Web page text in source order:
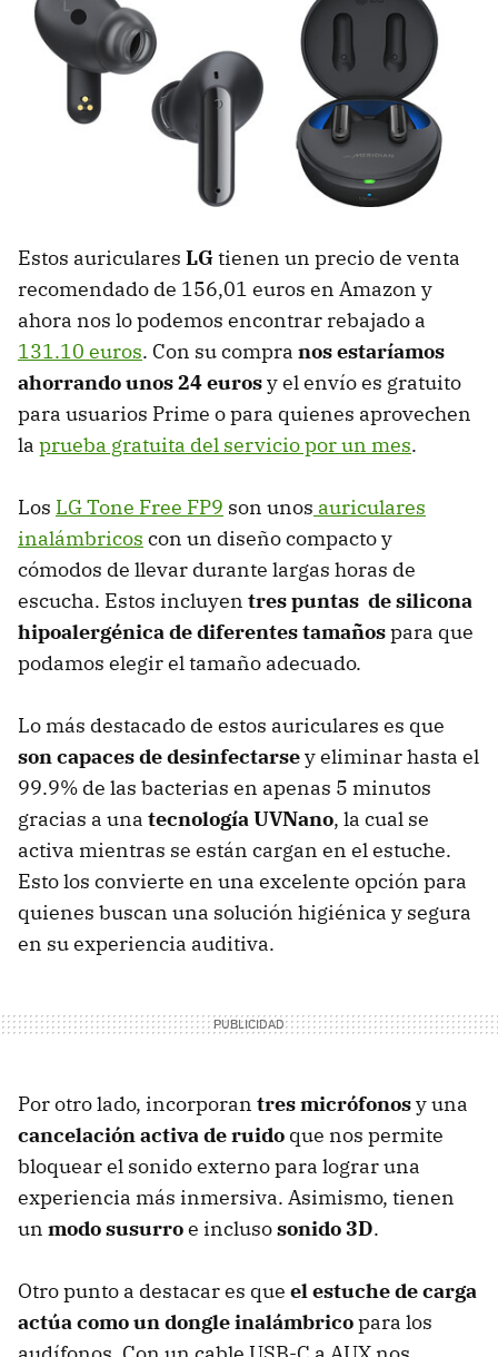
Estos auriculares LGtienen un precio de venta
recomendado de 156,01 euros en Amazon y
ahora nos lo podemos encontrar rebajado a
131.10 euros. Con su compra nos estaríamos
ahorrando unos 24 eurosy el envío es gratuito
para usuarios Prime o para quienes aprovechen
la prueba gratuita del servicio por un mes.
Los LG Tone Free FP9 son unos auriculares
inalámbricos con un diseño compacto y
cómodos de llevar durante largas horas de
escucha. Estos incluyen tres puntas de silicona
hipoalergénica de diferentes tamañospara que
podamos elegir el tamaño adecuado.
Lo más destacado de estos auriculares es que
son capaces de desinfectarsey eliminar hasta el
99.9% de las bacterias en apenas 5 minutos
gracias a una tecnología UVNano, la cual se
activa mientras se están cargan en el estuche.
Esto los convierte en una excelente opción para
quienes buscan una solución higiénica y segura
en su experiencia auditiva.
Por otro lado, incorporan tres micrófonosy una
cancelación activa de ruido que nos permite
bloquear el sonido externo para lograr una
experiencia más inmersiva. Asimismo, tienen
un modo susurroe inclusosonido 3D.
Otro punto a destacar es que el estuche de carga
actúa como un dongle inalámbricopara los